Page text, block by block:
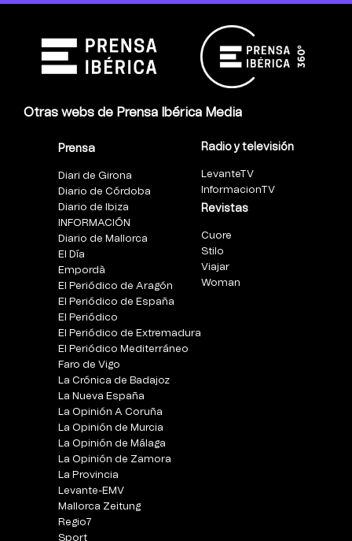
Otras webs de Prensa Ibérica Media
Prensa
Diari de Girona
Diario de Córdoba
Diario de Ibiza
INFORMACIÓN
Diario de Mallorca
El Día
Empordà
El Periódico de Aragón
El Periódico de España
El Periódico
El Periódico de Extremadura
El Periódico Mediterráneo
Faro de Vigo
La Crónica de Badajoz
La Nueva España
La Opinión A Coruña
La Opinión de Murcia
La Opinión de Málaga
La Opinión de Zamora
La Provincia
Levante-EMV
Mallorca Zeitung
Regio7
Sport
Radio y televisión
LevanteTV
InformacionTV
Revistas
Cuore
Stilo
Viajar
Woman